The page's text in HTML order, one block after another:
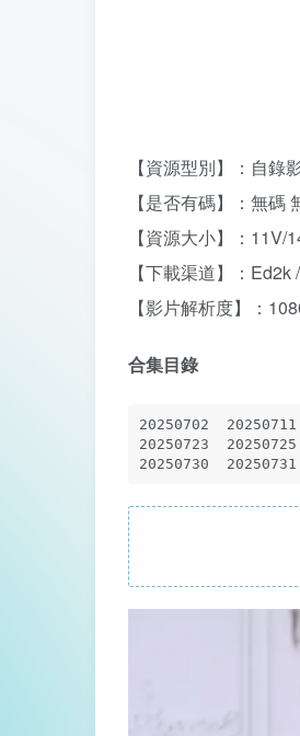
【資源型別】：自錄
【是否有碼】：無碼
【資源大小】：11V/
【下載渠道】：Ed2k
【影片解析度】：
合集目錄
20250702
20250723
20250730